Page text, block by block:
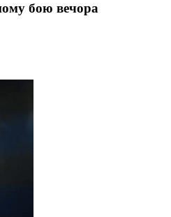
бою вечора